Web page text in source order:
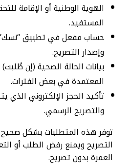
الهوية الوطنية أو الإقامة
المستفيد.
حساب مفعل في تطبيق “نسك”
وإصدار التصريح.
بيانات الحالة الصحية (إن
المعتمدة في بعض الفترات.
تأكيد الحجز الإلكتروني الذي
والتصريح الرسمي.
توفر هذه المتطلبات بشكل
التصريح ويمنع رفض الطلب أو
العمرة بدون تصريح.